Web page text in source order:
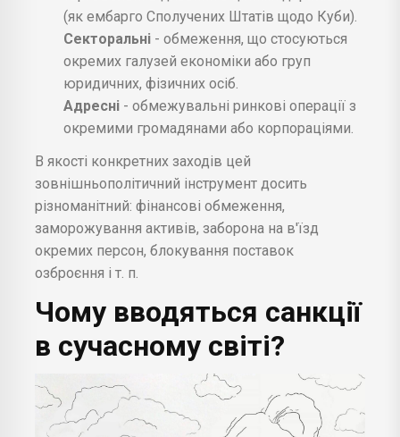
(як ембарго Сполучених Штатів щодо Куби).
Секторальні - обмеження, що стосуються
окремих галузей економіки або груп
юридичних, фізичних осіб.
Адресні - обмежувальні ринкові операції з
окремими громадянами або корпораціями.
В якості конкретних заходів цей
зовнішньополітичний інструмент досить
різноманітний: фінансові обмеження,
заморожування активів, заборона на в'їзд
окремих персон, блокування поставок
озброєння і т. п.
Чому вводяться санкції
в сучасному світі?